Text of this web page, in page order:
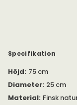
Specifikation
Höjd: 75 cm
Diameter: 25 cm
Material: Finsk